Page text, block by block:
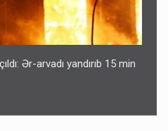
Ər-arvadı yandırıb 15 min